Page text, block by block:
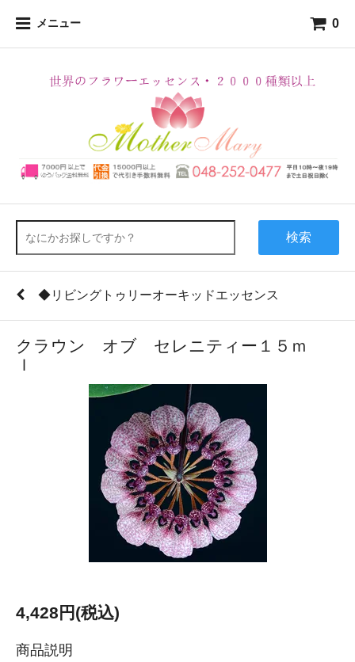
メニュー 0
検索
◆リビングトゥリーオーキッドエッセンス
クラウン オブ セレニティー１５ｍ
ｌ
4,428円(税込)
商品説明